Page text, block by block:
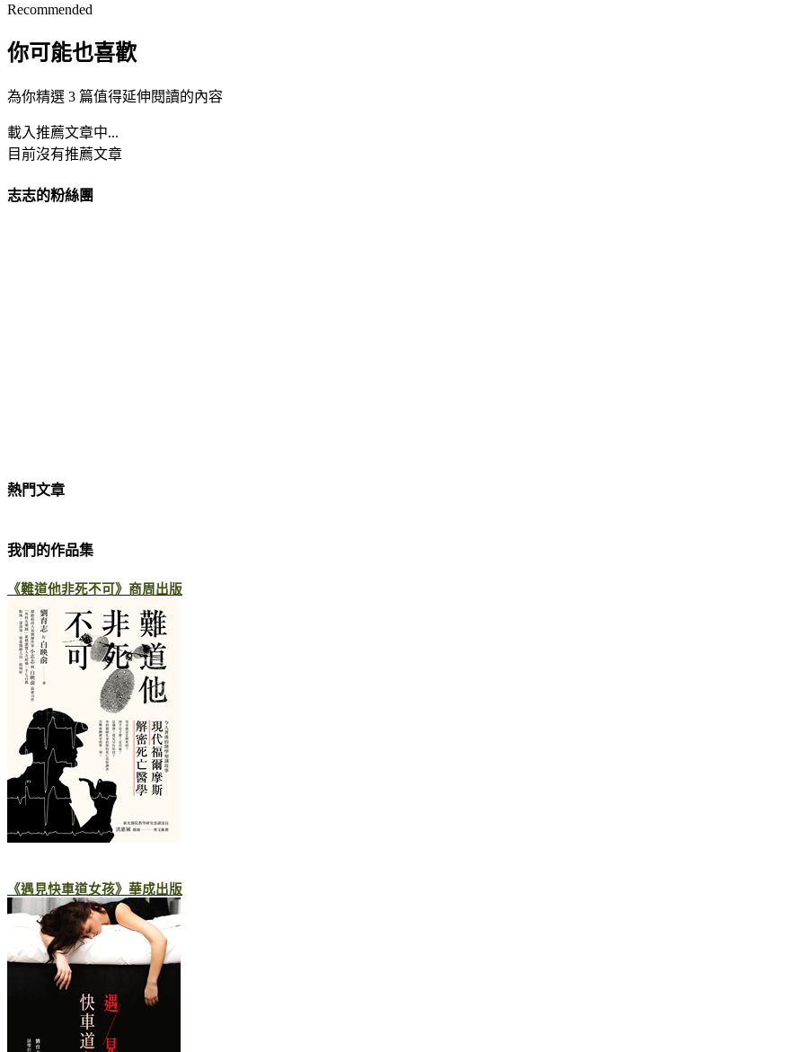
Recommended
你可能也喜歡
為你精選 3 篇值得延伸閱讀的內容
載入推薦文章中...
目前沒有推薦文章
志志的粉絲團
熱門文章
我們的作品集
《難道他非死不可》商周出版
《遇見快車道女孩》華成出版